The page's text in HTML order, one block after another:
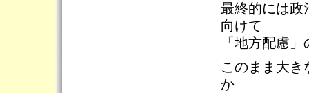
最終的には政
向けて
「地方配慮
このまま大き
か